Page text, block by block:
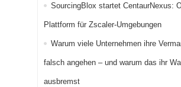
SourcingBlox startet CentaurNexus:
Plattform für Zscaler-Umgebungen
Warum viele Unternehmen ihre
falsch angehen – und warum das ihr
ausbremst